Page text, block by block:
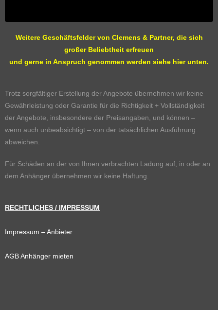
Weitere Geschäftsfelder von Clemens & Partner, die sich
großer Beliebtheit erfreuen
und gerne in Anspruch genommen werden siehe hier unten.
Trotz sorgfältiger Erstellung der Angebote übernehmen wir keine
Gewährleistung oder Garantie für die Richtigkeit + Vollständigkeit
der Angebote, insbesondere der Preisangaben, und können –
wenn auch unbeabsichtigt – von der tatsächlichen Ausführung
abweichen.
Für Schäden an der von Ihnen verbrachten Ladung auf, in oder an
dem Anhänger übernehmen wir keine Haftung.
RECHTLICHES / IMPRESSUM
Impressum – Anbieter
AGB Anhänger mieten